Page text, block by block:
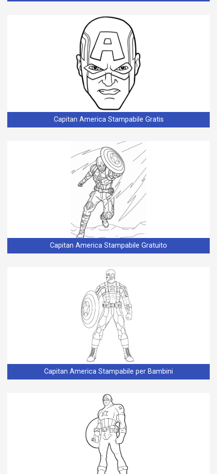
Capitan America Stampabile Gratis
Capitan America Stampabile Gratuito
Capitan America Stampabile per Bambini